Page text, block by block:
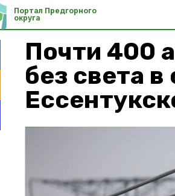
Портал Предгорного
округа
Почти 400
без света в